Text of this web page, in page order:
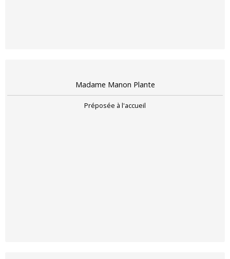
Madame Manon Plante
Préposée à l'accueil